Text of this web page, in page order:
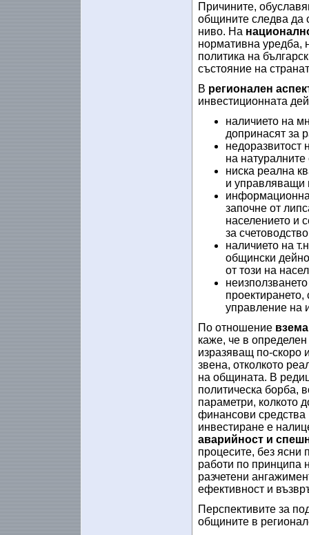
Причините,
общините следва да
ниво. На
нормативна уредба,
политика на
състояние на
В регионален
инвестиционната
наличието на
допринасят за
недоразвитост
на
ниска реална
и управляващи
информационна
започне от
населението и
за
наличието на
общински
от този на
проектирането,
управление на
По отношение
каже, че в
изразяващ по-скоро
звена, отколкото
на общината. В
политическа борба,
параметри, колкото
финансови средства
инвестиране е
аварийност и
процесите, без ясни
работи по принципа
разчетени
ефективност и
Перспективите за
общините в